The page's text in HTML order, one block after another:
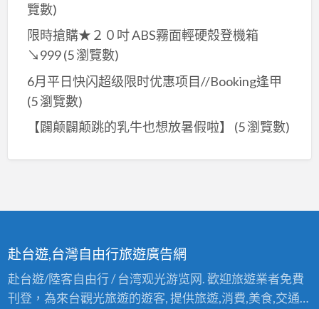
覽數)
限時搶購★２０吋 ABS霧面輕硬殼登機箱
↘999(5 瀏覽數)
6月平日快闪超级限时优惠项目//Booking逢甲
(5 瀏覽數)
【闢颠闢颠跳的乳牛也想放暑假啦】
(5 瀏覽數)
赴台遊,台灣自由行旅遊廣告網
赴台遊/陸客自由行 / 台湾观光游览网. 歡迎旅遊業者免費
刊登，為來台觀光旅遊的遊客, 提供旅遊,消費,美食,交通…